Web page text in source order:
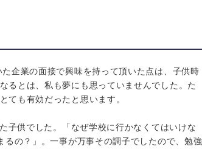
企業の面接で興味を持って頂いた点は、子供時
るとは、私も夢にも思っていませんでした。た
ても有効だったと思います。
子供でした。「なぜ学校に行かなくてはいけな
の？」。一事が万事その調子でしたので、勉強